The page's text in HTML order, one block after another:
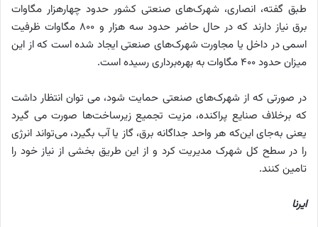
طبق گفته، انصاری، شهرک‌های صنعتی کشور حدود چهارهزار مگاوات
برق نیاز دارند که در حال حاضر حدود سه هزار و ۸۰۰ مگاوات ظرفیت
اسمی در داخل یا مجاورت شهرک‌های صنعتی ایجاد شده است که از این
میزان حدود ۴۰۰ مگاوات به بهره‌برداری رسیده است.
در صورتی که از شهرک‌های صنعتی حمایت شود، می توان انتظار داشت
که برخلاف صنایع پراکنده، مزیت تجمیع زیرساخت‌ها صورت می گیرد
یعنی به‌جای این‌که هر واحد جداگانه برق، گاز یا آب بگیرد، می‌تواند انرژی
را در سطح کل شهرک مدیریت کرد و از این طریق بخشی از نیاز خود را
تامین کنند.
ایرنا